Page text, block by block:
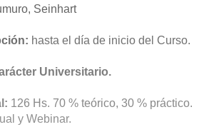
Seinhart
hasta el día de inicio del Curso.
Universitario.
126 Hs. 70 % teórico, 30 % práctico.
y Webinar.